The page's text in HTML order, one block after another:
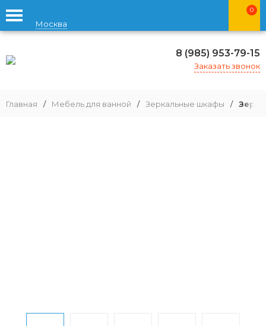
Москва
0
8 (985) 953-79-15
Заказать звонок
Главная / Мебель для ванной / Зеркальные шкафы /